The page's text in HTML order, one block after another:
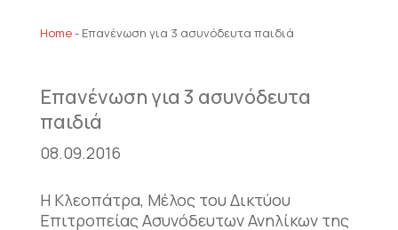
Home- Επανένωση για 3 ασυνόδευτα παιδιά
Επανένωση για 3 ασυνόδευτα
παιδιά
08.09.2016
Η Κλεοπάτρα, Μέλος του Δικτύου
Επιτροπείας Ασυνόδευτων Ανηλίκων της